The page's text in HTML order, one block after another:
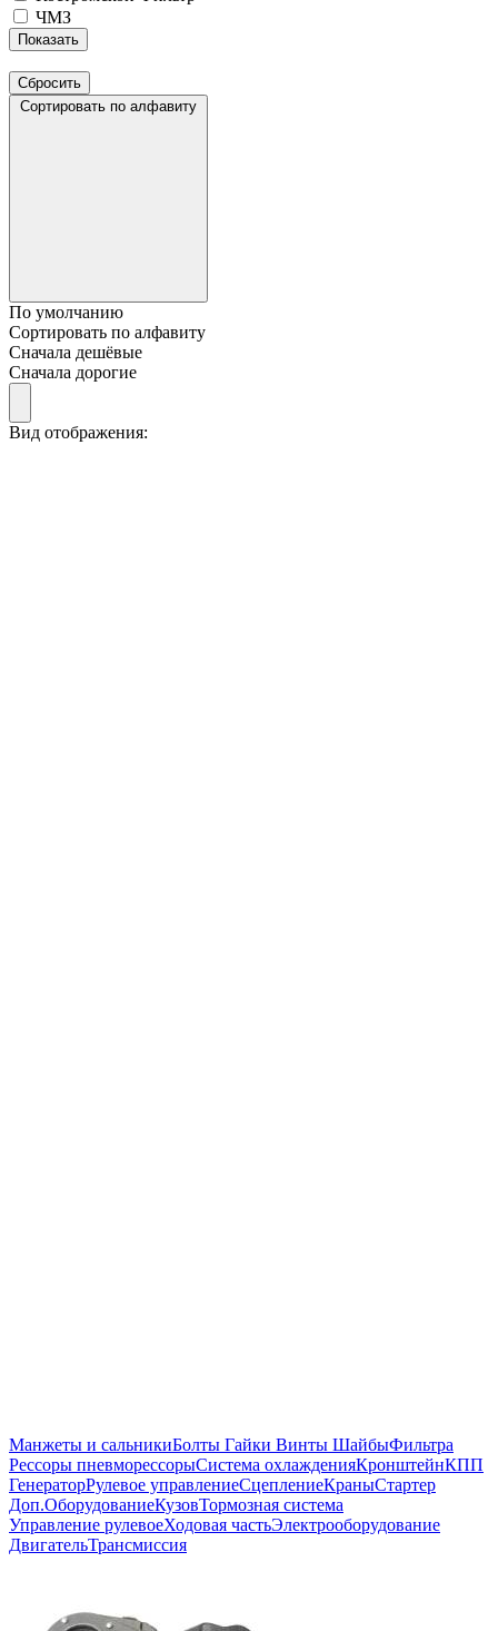
ЧМЗ
Сортировать по алфавиту
По умолчанию
Сортировать по алфавиту
Сначала дешёвые
Сначала дорогие
Вид отображения:
Манжеты и сальникиБолты Гайки Винты ШайбыФильтра
Рессоры пневморессорыСистема охлажденияКронштейнКПП
ГенераторРулевое управлениеСцеплениеКраныСтартер
Доп.ОборудованиеКузовТормозная система
Управление рулевоеХодовая частьЭлектрооборудование
ДвигательТрансмиссия